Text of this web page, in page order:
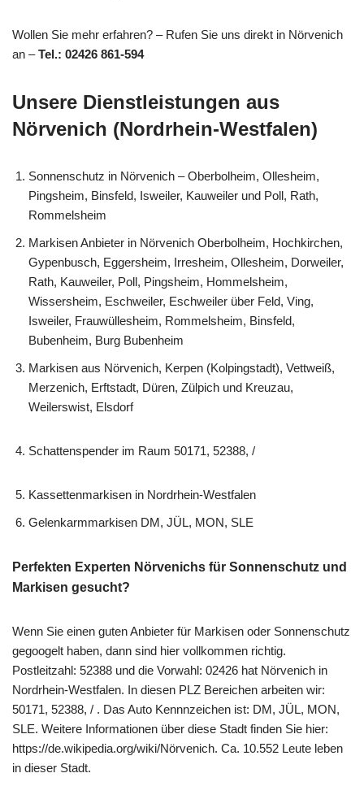
Wollen Sie mehr erfahren? – Rufen Sie uns direkt in Nörvenich
an –Tel.: 02426 861-594
Unsere Dienstleistungen aus
Nörvenich (Nordrhein-Westfalen)
Sonnenschutz in Nörvenich – Oberbolheim, Ollesheim,
Pingsheim, Binsfeld, Isweiler, Kauweiler und Poll, Rath,
Rommelsheim
Markisen Anbieter in Nörvenich Oberbolheim, Hochkirchen,
Gypenbusch, Eggersheim, Irresheim, Ollesheim, Dorweiler,
Rath, Kauweiler, Poll, Pingsheim, Hommelsheim,
Wissersheim, Eschweiler, Eschweiler über Feld, Ving,
Isweiler, Frauwüllesheim, Rommelsheim, Binsfeld,
Bubenheim, Burg Bubenheim
Markisen aus Nörvenich, Kerpen (Kolpingstadt), Vettweiß,
Merzenich, Erftstadt, Düren, Zülpich und Kreuzau,
Weilerswist, Elsdorf
Schattenspender im Raum 50171, 52388, /
Kassettenmarkisen in Nordrhein-Westfalen
Gelenkarmmarkisen DM, JÜL, MON, SLE
Perfekten Experten Nörvenichs für Sonnenschutz und
Markisen gesucht?
Wenn Sie einen guten Anbieter für Markisen oder Sonnenschutz
gegoogelt haben, dann sind hier vollkommen richtig.
Postleitzahl: 52388 und die Vorwahl: 02426 hat Nörvenich in
Nordrhein-Westfalen. In diesen PLZ Bereichen arbeiten wir:
50171, 52388, / . Das Auto Kennnzeichen ist: DM, JÜL, MON,
SLE. Weitere Informationen über diese Stadt finden Sie hier:
https://de.wikipedia.org/wiki/Nörvenich. Ca. 10.552 Leute leben
in dieser Stadt.